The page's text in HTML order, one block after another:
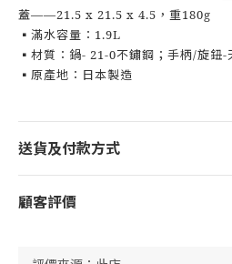
蓋——21.5 x 21.5 x 4.5，重180g
▪滿水容量：1.9L
▪材質：鍋- 21-0不鏽鋼；手柄/旋鈕
▪原產地：日本製造
送貨及付款方式
顧客評價